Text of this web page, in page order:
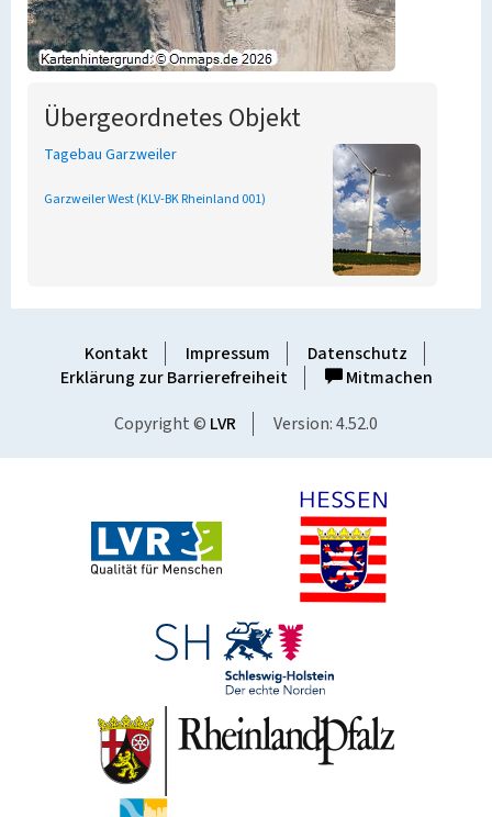
Übergeordnetes Objekt
Tagebau Garzweiler
Garzweiler West (KLV-BK Rheinland 001)
Kontakt Impressum
Datenschutz
Erklärung zur Barrierefreiheit
Mitmachen
Copyright © LVR Version: 4.52.0